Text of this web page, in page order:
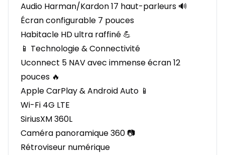
Audio Harman/Kardon 17 haut-parleurs 🔊
Écran configurable 7 pouces
Habitacle HD ultra raffiné 💪
📱 Technologie & Connectivité
Uconnect 5 NAV avec immense écran 12
pouces 🔥
Apple CarPlay & Android Auto 📱
Wi-Fi 4G LTE
SiriusXM 360L
Caméra panoramique 360 📷
Rétroviseur numérique